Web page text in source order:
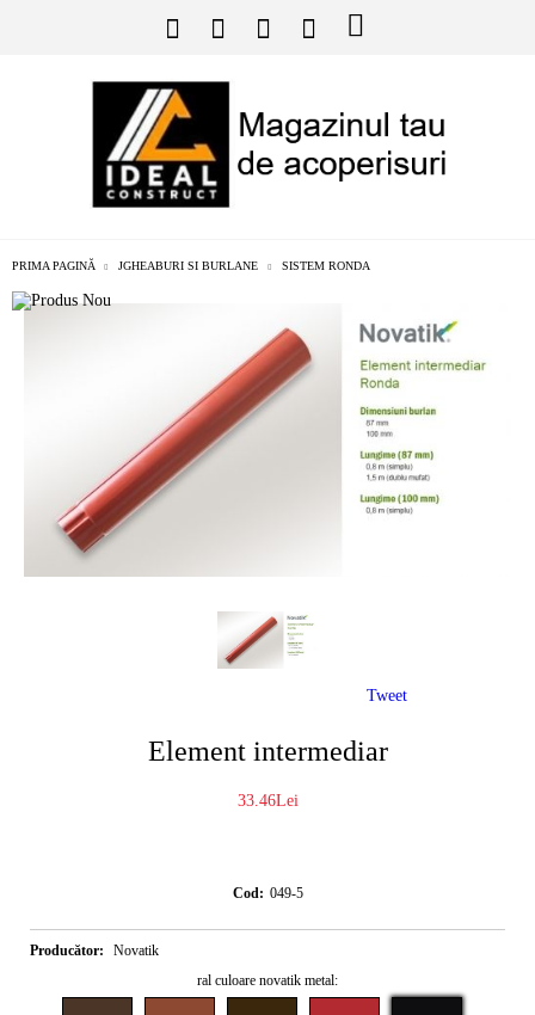
PRIMA PAGINĂ JGHEABURI SI BURLANE SISTEM RONDA
Element intermediar
33.46Lei
Cod: 049-5
Producător:
Novatik
ral culoare novatik metal:
Tweet